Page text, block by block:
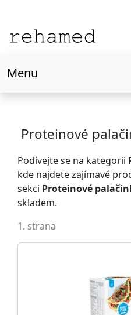
Menu
Proteinové
Podívejte se na kategorii
kde najdete zajímavé
sekci Proteinové
skladem.
1. strana